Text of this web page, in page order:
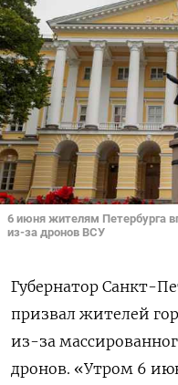
6 июня жителям Петербурга
из-за дронов ВСУ
Губернатор Санкт-
призвал жителей
из-за
дронов. «Утром 6